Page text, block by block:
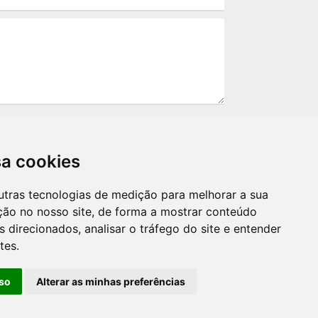
cookies
tecnologias de medição para melhorar a sua
no nosso site, de forma a mostrar conteúdo
direcionados, analisar o tráfego do site e entender
Alterar as minhas preferências
serão utilizados por terceiros, apenas
Ao enviar sua mensagem você
de privacidade.*